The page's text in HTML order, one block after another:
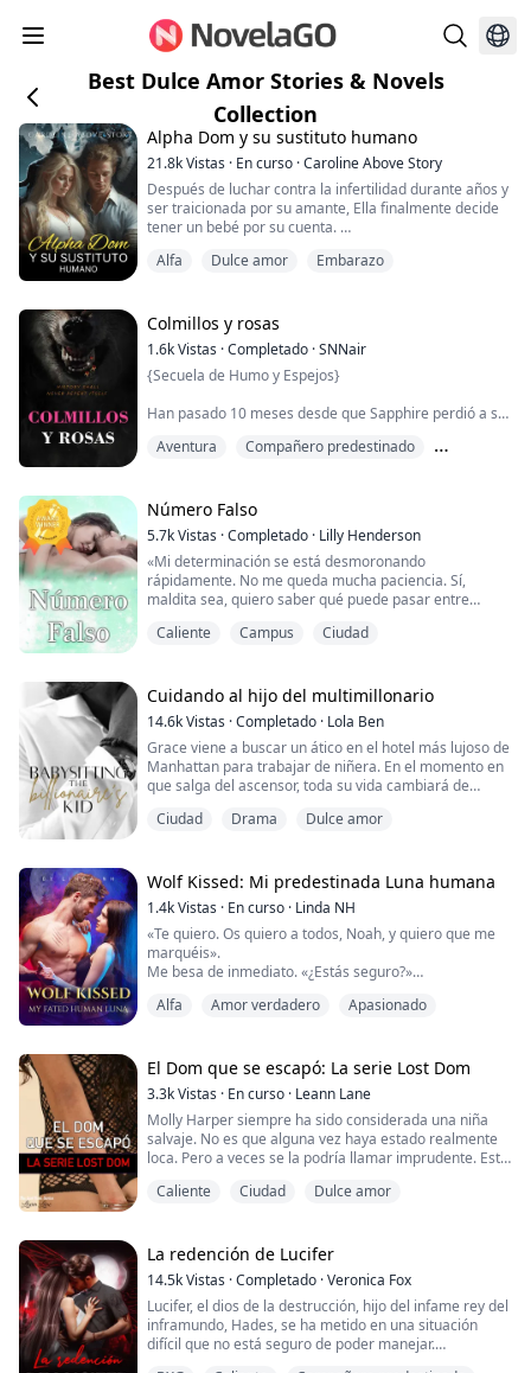
Best Dulce Amor Stories & Novels
Collection
Alpha Dom y su sustituto humano
21.8kVistas · En curso ·Caroline Above Story
Después de luchar contra la infertilidad durante años y
ser traicionada por su amante, Ella finalmente decide
tener un bebé por su cuenta.
el esperma del intimidante multimillonario Dominic
descubre la confusión, especialmente porque Sinclair
no es cualquier multimillonario, ¡también ...
Alfa Dulce amor Embarazo
Colmillos y rosas
1.6kVistas ·Completado ·SNNair
{Secuela de Humo y Espejos}
Han pasado 10 meses desde que Sapphire perdió a su
monstruo.
Todavía tiene un papel que desempeñar en una
antigua historia de amor, guerra y traición. Sus lazos
con Damien pueden haberse roto, pero hay vínculos
más fuertes que yacen bajo la superficie, unos que t...
Aventura
Compañero predestinado
Número Falso
5.7kVistas ·Completado · Lilly Henderson
«Mi determinación se está desmoronando
rápidamente. No me queda mucha paciencia. Sí,
maldita sea, quiero saber qué puede pasar entre
consumidor, un fuego que queme todas las dudas. Pero
enrosquen solo de pensar en él y en mí, no puedo
ignorar el mi...
Caliente Campus Ciudad
Cuidando al hijo del multimillonario
14.6kVistas ·Completado · Lola Ben
Grace viene a buscar un ático en el hotel más lujoso de
Manhattan para trabajar de niñera. En el momento en
que salga del ascensor, toda su vida cambiará de
de cinco años, tiene un aire de orgullo, melancolía,
primer encuentro.
¿Podrá Grace conce...
Ciudad Drama Dulce amor
Wolf Kissed: Mi predestinada Luna humana
1.4kVistas · En curso · Linda NH
«Te quiero. Os quiero a todos, Noah, y quiero que me
marquéis».
Me besa de inmediato. «¿Estás seguro?»
Vuelve a besarme, se pone de pie y se quita los
inclinarse sobre mí: «Si quieres que pare, dímelo y me
detendré». Asiento con la cabeza.
Entró en mí muy despaci...
Alfa Amor verdadero Apasionado
El Dom que se escapó: La serie Lost Dom
3.3kVistas · En curso · Leann Lane
Molly Harper siempre ha sido considerada una niña
salvaje. No es que alguna vez haya estado realmente
loca. Pero a veces se la podría llamar imprudente. Esta
problemas. Afortunadamente, siempre ha tenido a
durante sus vacaciones de verano de la univer...
Caliente Ciudad Dulce amor
La redención de Lucifer
14.5kVistas ·Completado ·Veronica Fox
Lucifer, el dios de la destrucción, hijo del infame rey del
inframundo, Hades, se ha metido en una situación
difícil que no está seguro de poder manejar.